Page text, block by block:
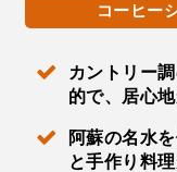
コーヒー
カントリー
的で、居心地
阿蘇の名水
と手作り料